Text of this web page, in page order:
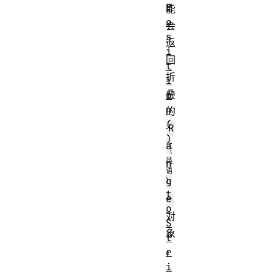
能
会
返
回
折
叠
的
R
a
n
g
e
对
象
。
P
o
s
i
t
i
o
n
(
)
t
o
S
t
r
i